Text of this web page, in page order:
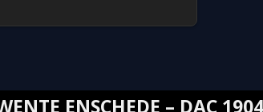
– DAC 1904